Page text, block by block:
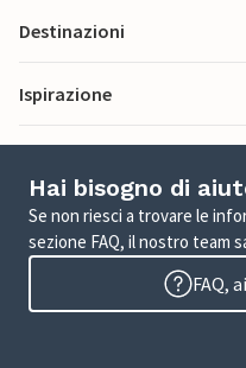
Destinazioni
Ispirazione
Hai bisogno di
Se non riesci a trovare le
sezione FAQ, il nostro team
FAQ,